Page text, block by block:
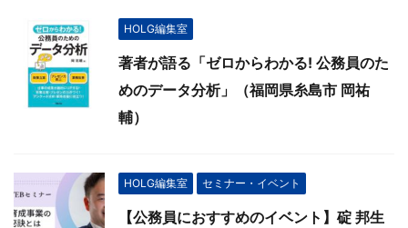
HOLG編集室
著者が語る「ゼロからわかる! 公務員のた
めのデータ分析」（福岡県糸島市 岡祐
輔）
HOLG編集室 セミナー・イベント
【公務員におすすめのイベント】碇 邦生